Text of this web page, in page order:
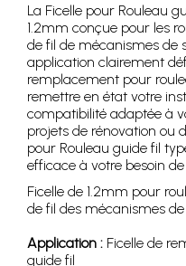
La Ficelle pour Rouleau
1.2mm conçue pour les
de fil de mécanismes de
application clairement
remplacement pour
remettre en état votre
compatibilité adaptée à
projets de rénovation ou
pour Rouleau guide fil
efficace à votre besoin
Ficelle de 1.2mm pour
de fil des mécanismes
Application : Ficelle de
guide fil